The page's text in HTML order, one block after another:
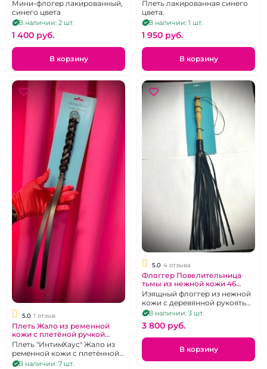
Мини-флогер лакированный,
синего цвета
В наличии: 2 шт.
1 400 pуб.
В корзину
Плеть лакированная синего
цвета.
В наличии: 1 шт.
1 950 pуб.
В корзину
5.0 1 отзыв
Плеть Жало из ременной
кожи с плетёной ручкой
"ИнтимХаус"
Плеть "ИнтимХаус" Жало из
ременной кожи с плетённой
ручкой
В наличии: 7 шт.
5.0 4 отзыва
Флоггер Повелительница
тьмы из нежной кожи 46
хвостов "ИнтимХаус"
Изящный флоггер из нежной
кожи с деревянной рукоятью
из Ясеня
В наличии: 3 шт.
3 800 pуб.
В корзину